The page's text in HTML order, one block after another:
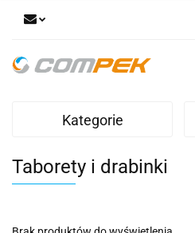
Kategorie
Taborety i drabinki